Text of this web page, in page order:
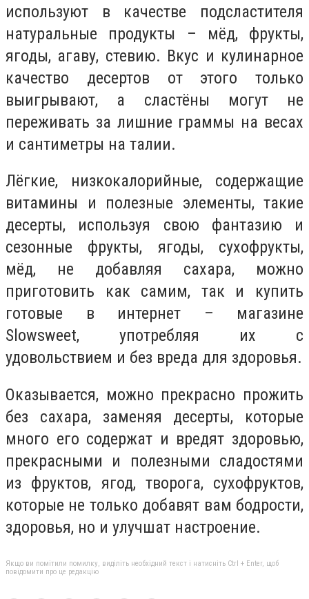
используют в качестве подсластителя
натуральные продукты – мёд, фрукты,
ягоды, агаву, стевию. Вкус и кулинарное
качество десертов от этого только
выигрывают, а сластёны могут не
переживать за лишние граммы на весах
и сантиметры на талии.
Лёгкие, низкокалорийные, содержащие
витамины и полезные элементы, такие
десерты, используя свою фантазию и
сезонные фрукты, ягоды, сухофрукты,
мёд, не добавляя сахара, можно
приготовить как самим, так и купить
готовые в интернет – магазине
Slowsweet, употребляя их с
удовольствием и без вреда для здоровья.
Оказывается, можно прекрасно прожить
без сахара, заменяя десерты, которые
много его содержат и вредят здоровью,
прекрасными и полезными сладостями
из фруктов, ягод, творога, сухофруктов,
которые не только добавят вам бодрости,
здоровья, но и улучшат настроение.
Якщо ви помітили помилку, виділіть необхідний текст і натисніть Ctrl + Enter, щоб
повідомити про це редакцію